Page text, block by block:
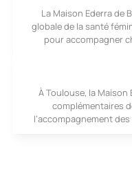
La Maison Ederra de
globale de la santé
pour accompagner
À Toulouse, la
complémentaires
l’accompagnement